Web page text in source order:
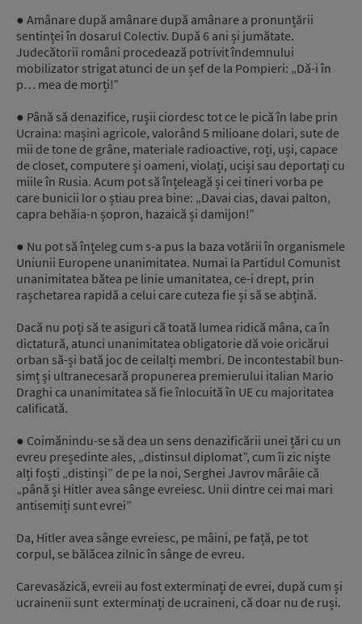
● Amânare după amânare după amânare a pronunțării
sentinței în dosarul Colectiv. După 6 ani și jumătate.
Judecătorii români procedează potrivit îndemnului
mobilizator strigat atunci de un șef de la Pompieri: „Dă-i în
p… mea de morți!”
● Până să denazifice, rușii ciordesc tot ce le pică în labe prin
Ucraina: mașini agricole, valorând 5 milioane dolari, sute de
mii de tone de grâne, materiale radioactive, roți, uși, capace
de closet, computere și oameni, violați, uciși sau deportați cu
miile în Rusia. Acum pot să înțeleagă și cei tineri vorba pe
care bunicii lor o știau prea bine: „Davai cias, davai palton,
capra behăia-n șopron, hazaică și damijon!”
● Nu pot să înțeleg cum s-a pus la baza votării în organismele
Uniunii Europene unanimitatea. Numai la Partidul Comunist
unanimitatea bătea pe linie umanitatea, ce-i drept, prin
rașchetarea rapidă a celui care cuteza fie și să se abțină.
Dacă nu poți să te asiguri că toată lumea ridică mâna, ca în
dictatură, atunci unanimitatea obligatorie dă voie oricărui
orban să-și bată joc de ceilalți membri. De incontestabil bun-
simț și ultranecesară propunerea premierului italian Mario
Draghi ca unanimitatea să fie înlocuită în UE cu majoritatea
calificată.
● Coimănindu-se să dea un sens denazificării unei țări cu un
evreu președinte ales, „distinsul diplomat”, cum îi zic niște
alți foști „distinși” de pe la noi, Serghei Javrov mârâie că
„până și Hitler avea sânge evreiesc. Unii dintre cei mai mari
antisemiți sunt evrei”
Da, Hitler avea sânge evreiesc, pe mâini, pe față, pe tot
corpul, se bălăcea zilnic în sânge de evreu.
Carevasăzică, evreii au fost exterminați de evrei, după cum și
ucrainenii sunt exterminați de ucraineni, că doar nu de ruși.